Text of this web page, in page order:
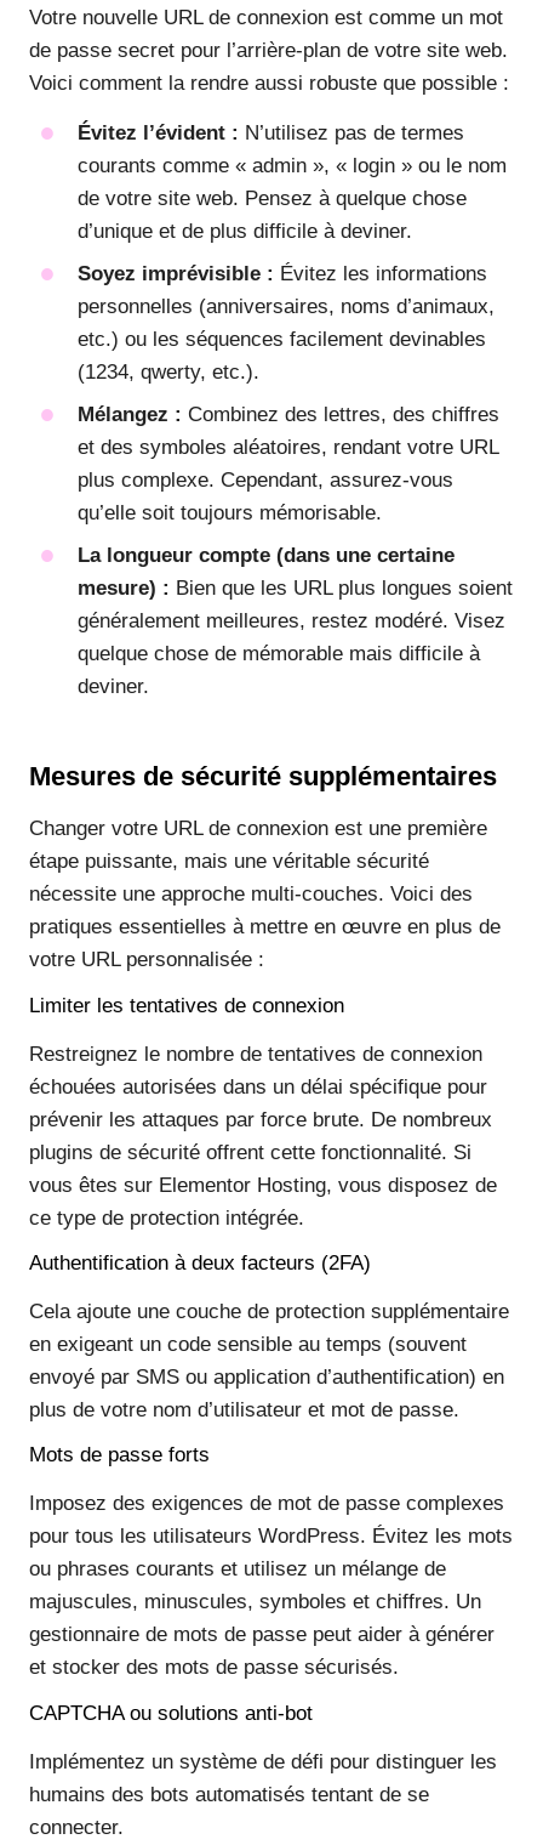
Votre nouvelle URL de connexion est comme un mot
de passe secret pour l’arrière-plan de votre site web.
Voici comment la rendre aussi robuste que possible :
Évitez l’évident : N’utilisez pas de termes
courants comme « admin », « login » ou le nom
de votre site web. Pensez à quelque chose
d’unique et de plus difficile à deviner.
Soyez imprévisible : Évitez les informations
personnelles (anniversaires, noms d’animaux,
etc.) ou les séquences facilement devinables
(1234, qwerty, etc.).
Mélangez : Combinez des lettres, des chiffres
et des symboles aléatoires, rendant votre URL
plus complexe. Cependant, assurez-vous
qu’elle soit toujours mémorisable.
La longueur compte (dans une certaine
mesure) : Bien que les URL plus longues soient
généralement meilleures, restez modéré. Visez
quelque chose de mémorable mais difficile à
deviner.
Mesures de sécurité supplémentaires
Changer votre URL de connexion est une première
étape puissante, mais une véritable sécurité
nécessite une approche multi-couches. Voici des
pratiques essentielles à mettre en œuvre en plus de
votre URL personnalisée :
Limiter les tentatives de connexion
Restreignez le nombre de tentatives de connexion
échouées autorisées dans un délai spécifique pour
prévenir les attaques par force brute. De nombreux
plugins de sécurité offrent cette fonctionnalité. Si
vous êtes sur Elementor Hosting, vous disposez de
ce type de protection intégrée.
Authentification à deux facteurs (2FA)
Cela ajoute une couche de protection supplémentaire
en exigeant un code sensible au temps (souvent
envoyé par SMS ou application d’authentification) en
plus de votre nom d’utilisateur et mot de passe.
Mots de passe forts
Imposez des exigences de mot de passe complexes
pour tous les utilisateurs WordPress. Évitez les mots
ou phrases courants et utilisez un mélange de
majuscules, minuscules, symboles et chiffres. Un
gestionnaire de mots de passe peut aider à générer
et stocker des mots de passe sécurisés.
CAPTCHA ou solutions anti-bot
Implémentez un système de défi pour distinguer les
humains des bots automatisés tentant de se
connecter.